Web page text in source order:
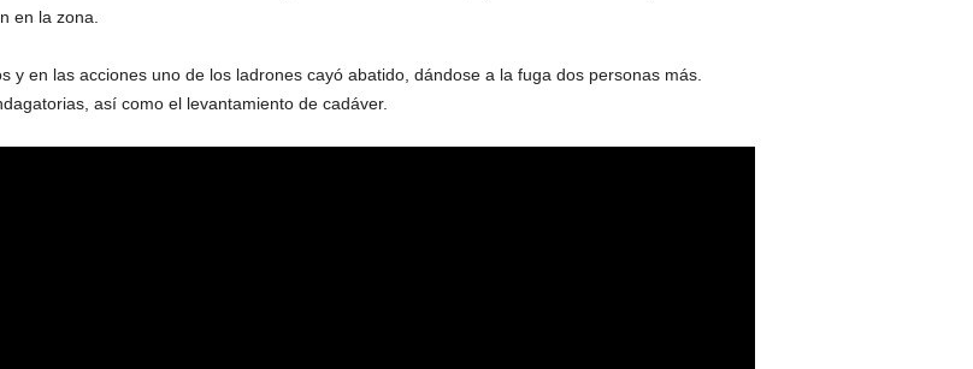
en la zona.
y en las acciones uno de los ladrones cayó abatido, dándose a la fuga dos personas más.
así como el levantamiento de cadáver.